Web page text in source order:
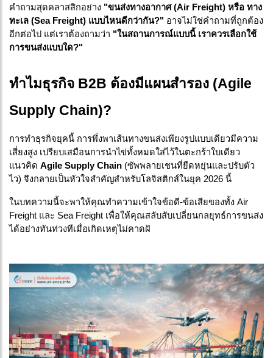
คำถามสุดคลาสสิกอย่าง "ขนส่งทางอากาศ (Air Freight) หรือ ทาง
ทะเล (Sea Freight) แบบไหนดีกว่ากัน?" อาจไม่ใช่คำถามที่ถูกต้อง
อีกต่อไป แต่เราต้องถามว่า "ในสถานการณ์แบบนี้ เราควรเลือกใช้
การขนส่งแบบใด?"
ทำไมธุรกิจ B2B ต้องมีแผนสำรอง (Agile
Supply Chain)?
การทำธุรกิจยุคนี้ การพึ่งพาเส้นทางขนส่งเพียงรูปแบบเดียวมีความ
เสี่ยงสูง เปรียบเสมือนการนำไข่ทั้งหมดใส่ไว้ในตะกร้าใบเดียว
แนวคิด Agile Supply Chain (ซัพพลายเชนที่ยืดหยุ่นและปรับตัว
ไว) จึงกลายเป็นหัวใจสำคัญสำหรับโลจิสติกส์ในยุค 2026 นี้
ในบทความนี้จะพาให้คุณทำความเข้าใจข้อดี-ข้อเสียของทั้ง Air
Freight และ Sea Freight เพื่อให้คุณสลับสับเปลี่ยนกลยุทธ์การขนส่ง
ได้อย่างทันท่วงทีเมื่อเกิดเหตุไม่คาดฝั